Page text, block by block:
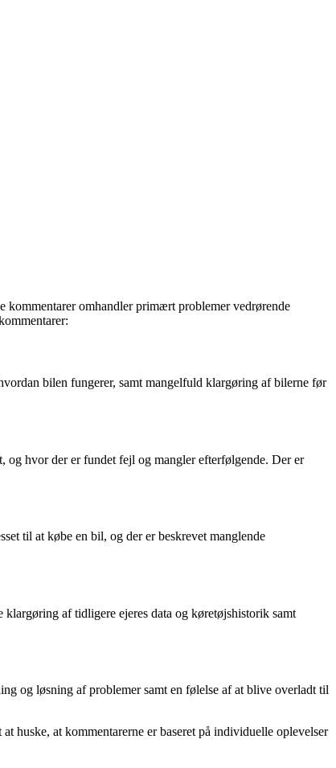
kommentarer omhandler primært problemer vedrørende
bilen fungerer, samt mangelfuld klargøring af bilerne før
og hvor der er fundet fejl og mangler efterfølgende. Der er
til at købe en bil, og der er beskrevet manglende
af tidligere ejeres data og køretøjshistorik samt
og løsning af problemer samt en følelse af at blive overladt til
huske, at kommentarerne er baseret på individuelle oplevelser